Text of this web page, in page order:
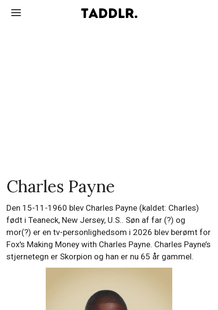
Charles Payne
Den 15-11-1960 blev Charles Payne (kaldet: Charles)
født i Teaneck, New Jersey, U.S.. Søn af far (?) og
mor(?) er en tv-personlighedsom i 2026 blev berømt for
Fox's Making Money with Charles Payne. Charles Payne’s
stjernetegn er Skorpion og han er nu 65 år gammel.